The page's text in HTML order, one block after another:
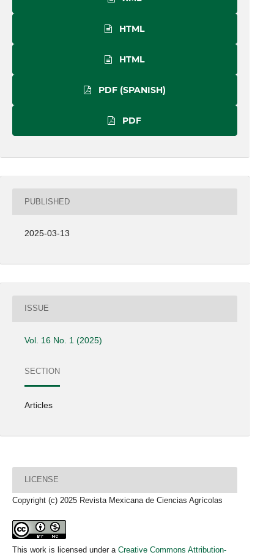
HTML
HTML
PDF (SPANISH)
PDF
PUBLISHED
2025-03-13
ISSUE
Vol. 16 No. 1 (2025)
SECTION
Articles
LICENSE
Copyright (c) 2025 Revista Mexicana de Ciencias Agrícolas
This work is licensed under a Creative Commons Attribution-